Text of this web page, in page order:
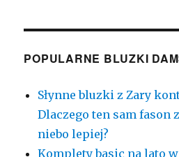
POPULARNE BLUZKI
Słynne bluzki z Zary
Dlaczego ten sam fason
niebo lepiej?
Komplety basic na lato